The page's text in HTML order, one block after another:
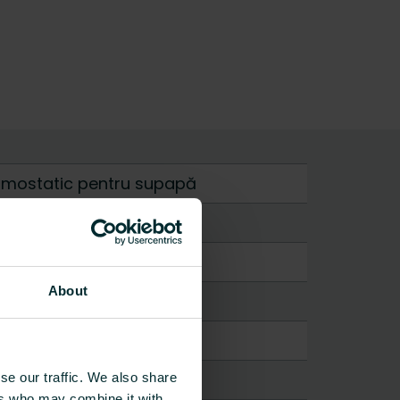
About
our traffic. We also share
pentru supapă